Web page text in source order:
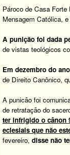
Pároco de Casa Forte
Mensagem Católica, e
A punição foi dada
de vistas teológicos
Em dezembro do
de Direito Canônico,
A punicão foi
de retratação do
ter infrigido o cânon
eclesiais que não
fevereiro, disse não